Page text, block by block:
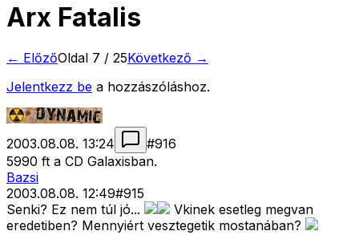
Arx Fatalis
← ElőzőOldal 7 / 25Következő →
Jelentkezz be a hozzászóláshoz.
2003.08.08. 13:24 #916
5990 ft a CD Galaxisban.
Bazsi
2003.08.08. 12:49#915
Senki? Ez nem túl jó...
Vkinek esetleg megvan
eredetiben? Mennyiért vesztegetik mostanában?